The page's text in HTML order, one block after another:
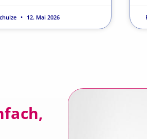
12. Mai 2026